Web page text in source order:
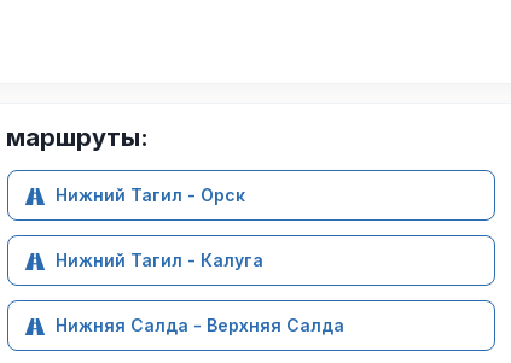
маршруты:
Нижний Тагил - Орск
Нижний Тагил - Калуга
Нижняя Салда - Верхняя Салда